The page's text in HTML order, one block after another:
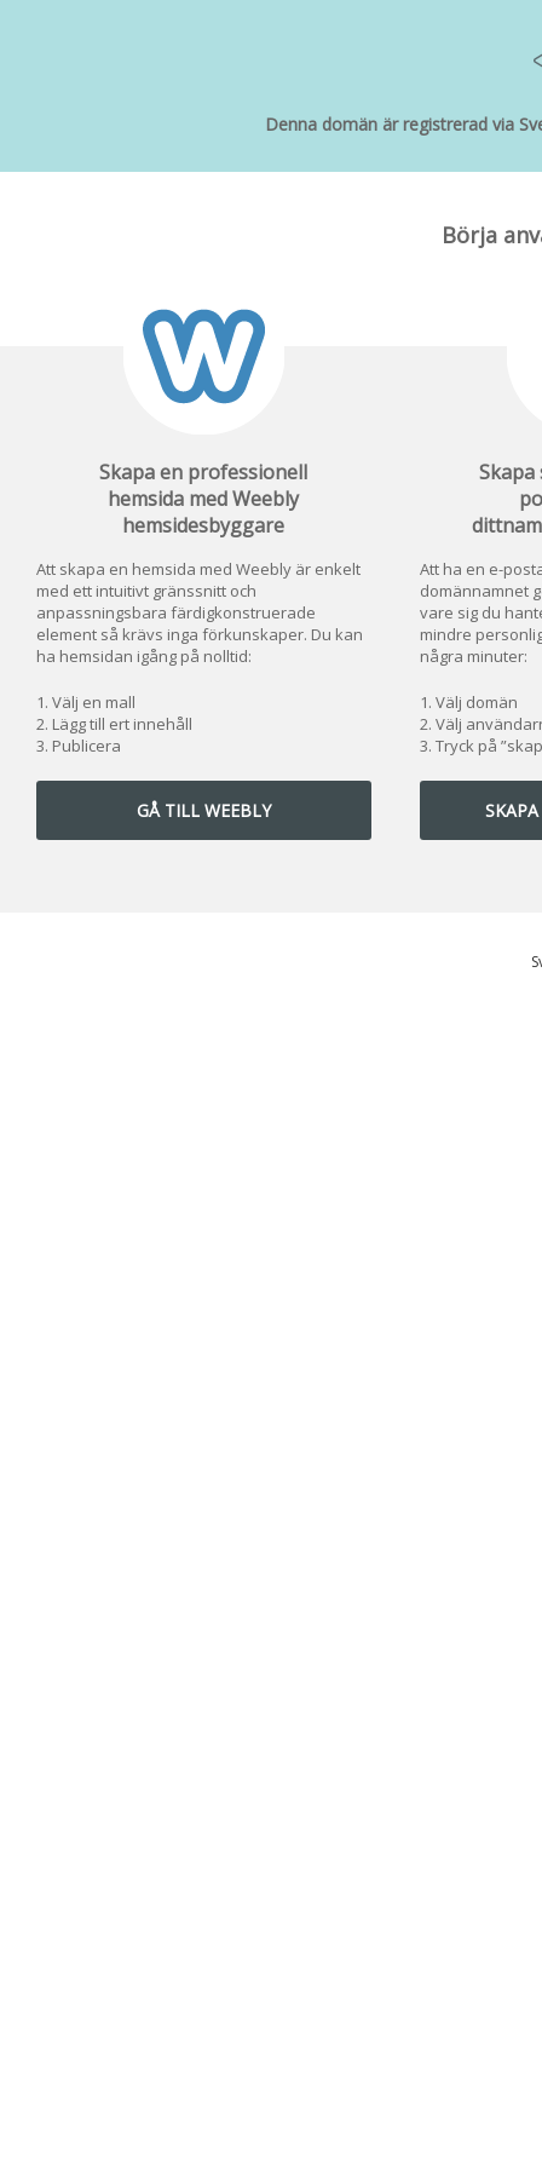
Denna domän är registrerad via
Börja
Skapa en professionell
hemsida med Weebly
hemsidesbyggare
Att skapa en hemsida med Weebly är enkelt
med ett intuitivt gränssnitt och
anpassningsbara färdigkonstruerade
element så krävs inga förkunskaper. Du kan
ha hemsidan igång på nolltid:
Välj en mall
Lägg till ert innehåll
Publicera
GÅ TILL WEEBLY
Skapa
Att ha en e-
domännamnet
vare sig du
mindre
några minuter:
Välj domän
Välj
Tryck på